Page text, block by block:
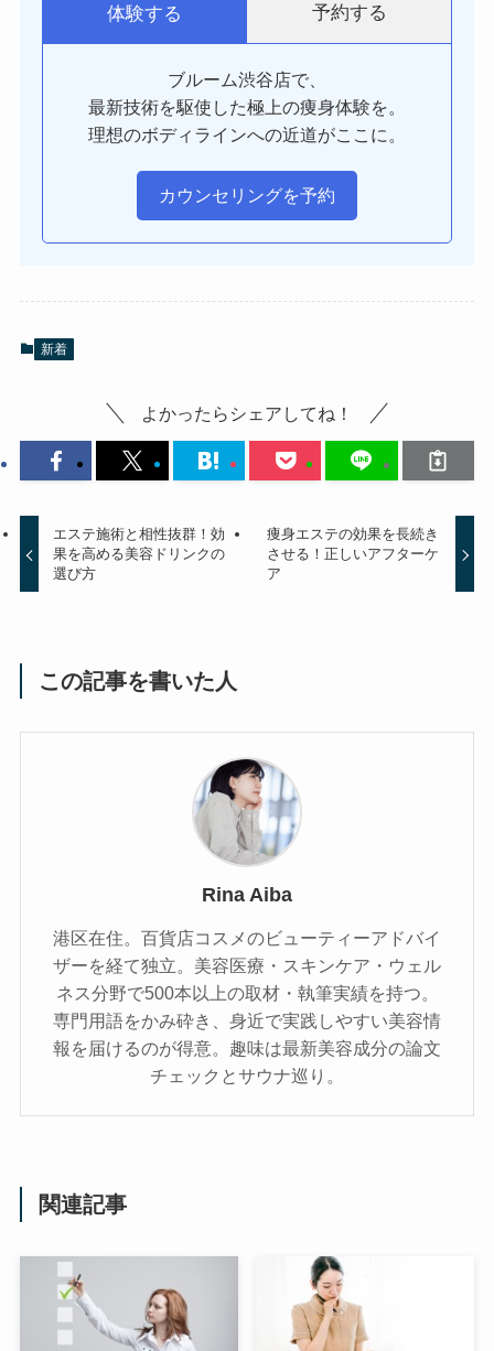
体験する 予約する
ブルーム渋谷店で、
最新技術を駆使した極上の痩身体験を。
理想のボディラインへの近道がここに。
カウンセリングを予約
新着
よかったらシェアしてね！
エステ施術と相性抜群！効
果を高める美容ドリンクの
選び方
痩身エステの効果を長続き
させる！正しいアフターケ
ア
この記事を書いた人
Rina Aiba
港区在住。百貨店コスメのビューティーアドバイ
ザーを経て独立。美容医療・スキンケア・ウェル
ネス分野で500本以上の取材・執筆実績を持つ。
専門用語をかみ砕き、⾝近で実践しやすい美容情
報を届けるのが得意。趣味は最新美容成分の論文
チェックとサウナ巡り。
関連記事